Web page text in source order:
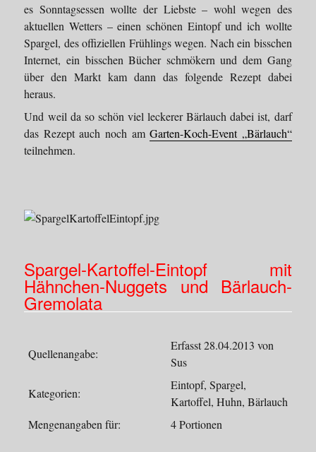
es Sonntagsessen wollte der Liebste – wohl wegen des
aktuellen Wetters – einen schönen Eintopf und ich wollte
Spargel, des offiziellen Frühlings wegen. Nach ein bisschen
Internet, ein bisschen Bücher schmökern und dem Gang
über den Markt kam dann das folgende Rezept dabei
heraus.
Und weil da so schön viel leckerer Bärlauch dabei ist, darf
das Rezept auch noch amGarten-Koch-Event „Bärlauch“
teilnehmen.
Spargel-Kartoffel-Eintopf mit
Hähnchen-Nuggets und Bärlauch-
Gremolata
Quellenangabe:
Erfasst 28.04.2013 von
Sus
Kategorien:
Eintopf, Spargel,
Kartoffel, Huhn, Bärlauch
Mengenangaben für:
4 Portionen